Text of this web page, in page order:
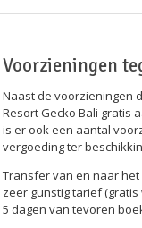
Voorzieningen
Naast de voorzieningen
Resort Gecko Bali gratis
is er ook een aantal
vergoeding ter
Transfer van en naar
zeer gunstig tarief
5 dagen van tevoren